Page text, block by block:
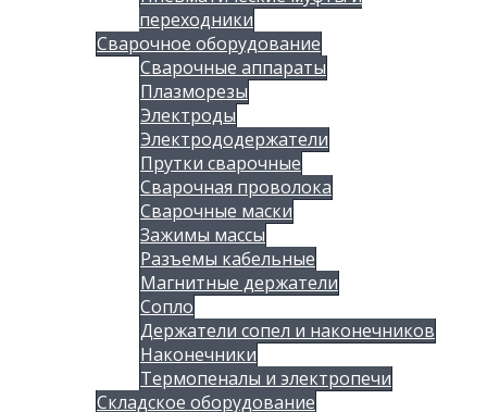
переходники
Сварочное оборудование
Сварочные аппараты
Плазморезы
Электроды
Электрододержатели
Прутки сварочные
Сварочная проволока
Сварочные маски
Зажимы массы
Разъемы кабельные
Магнитные держатели
Сопло
Держатели сопел и наконечников
Наконечники
Термопеналы и электропечи
Складское оборудование